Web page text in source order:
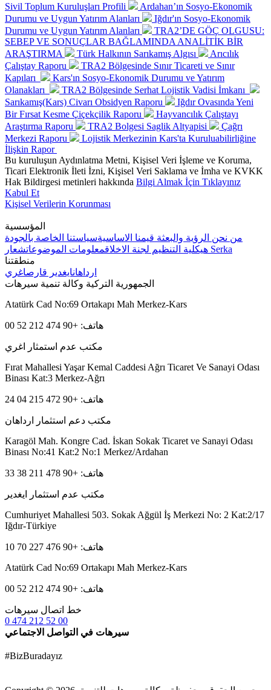
Sivil Toplum Kuruluşları Profili
Ardahan’ın Sosyo-Ekonomik
Durumu ve Uygun Yatırım Alanları
Iğdır'ın Sosyo-Ekonomik
Durumu ve Uygun Yatırım Alanları
TRA2’DE GÖÇ OLGUSU:
SEBEP VE SONUÇLAR BAĞLAMINDA ANALİTİK BİR
ARAŞTIRMA
Türk Halkının Sarıkamış Algısı
Arıcılık
Çalıştay Raporu
TRA2 Bölgesinde Sınır Ticareti ve Sınır
Kapıları
Kars'ın Sosyo-Ekonomik Durumu ve Yatırım
Olanakları
TRA2 Bölgesinde Serhat Lojistik Vadisi İmkanı
Sarıkamış(Kars) Civarı Obsidyen Raporu
Iğdır Ovasında Yeni
Bir Fırsat Kesme Çiçekçilik Raporu
Hayvancılık Çalıştayı
Araştırma Raporu
TRA2 Bolgesi Saglik Altyapisi
Çağrı
Merkezi Raporu
Lojistik Merkezinin Kars'ta Kuruluabilirliğine
İlişkin Rapor
Bu kuruluşun Aydınlatma Metni, Kişisel Veri İşleme ve Koruma,
Ticari Elektronik İleti İzni, Kişisel Veri Saklama ve İmha ve KVKK
Hak Bildirgesi metinleri hakkında Bilgi Almak İçin Tıklayınız
Kabul Et
Kişisel Verilerin Korunması
المؤسسية
من نحن الرؤية والبعثة قيمنا الاساسيةسياستنا الخاصة بالجودة
هيكلية التنظيم لجنة الاخلاقمعلومات الموضوعات
شعار Serka
منطقتنا
ارداهانايغدير قارصاغري
الجمهورية التركية وكالة تنمية سيرهات
Atatürk Cad No:69 Ortakapı Mah Merkez-Kars
هاتف: +90 474 212 52 00
مكتب عدم استمثار اغري
Fırat Mahallesi Yaşar Kemal Caddesi Ağrı Ticaret Ve Sanayi Odası
Binası Kat:3 Merkez-Ağrı
هاتف: +90 472 215 04 24
مكتب دعم استثمار ارداهان
Karagöl Mah. Kongre Cad. İskan Sokak Ticaret ve Sanayi Odası
Binası No:41 Kat:2 No:1 Merkez/Ardahan
هاتف: +90 478 211 38 33
مكتب عدم استثمار ايغدير
Cumhuriyet Mahallesi 503. Sokak Ağgül İş Merkezi No: 2 Kat:2/17
Iğdır-Türkiye
هاتف: +90 476 227 70 10
Atatürk Cad No:69 Ortakapı Mah Merkez-Kars
هاتف: +90 474 212 52 00
خط اتصال سيرهات
0 474 212 52 00
سيرهات في التواصل الاجتماعي
#BizBuradayız